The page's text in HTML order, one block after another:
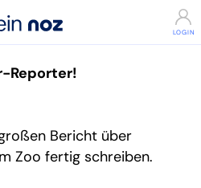
Reporter!
Bericht über
Zoo fertig schreiben.